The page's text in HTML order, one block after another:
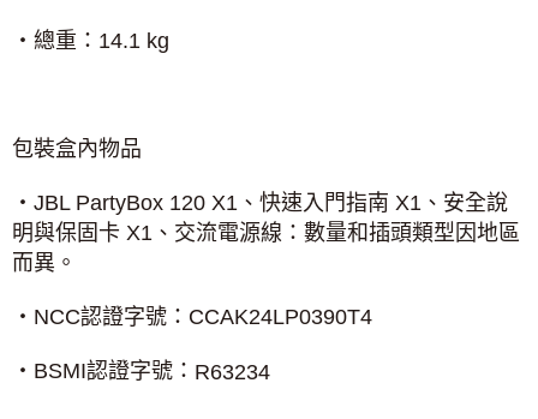
‧總重： 14.1 kg
包裝盒內物品
‧ JBL PartyBox 120 X1 、快速入門指南 X1 、安全說
明與保固卡 X1 、交流電源線：數量和插頭類型因地區
而異。
‧ NCC認證字號： CCAK24LP0390T4
‧ BSMI認證字號： R63234